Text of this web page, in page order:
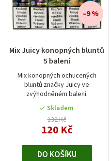
Mix Juicy konopných bluntů
5 balení
Mix konopných ochucených
bluntů značky Juicy ve
zvýhodněném balení.
hodnocení
produktu
je
5,0
z
5
hvězdiček.
Skladem
132 Kč
120 Kč
–9 %
DO KOŠÍKU